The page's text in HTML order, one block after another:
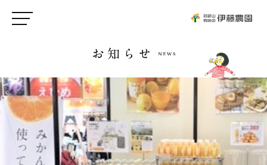
お知らせ